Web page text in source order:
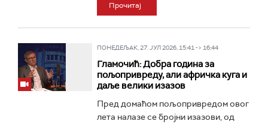
Прочитај
ПОНЕДЕЉАК, 27. ЈУЛ 2026, 15:41 -> 16:44
Гламочић: Добра година за
пољопривреду, али афричка куга и
даље велики изазов
Пред домаћом пољопривредом овог
лета налазе се бројни изазови, од